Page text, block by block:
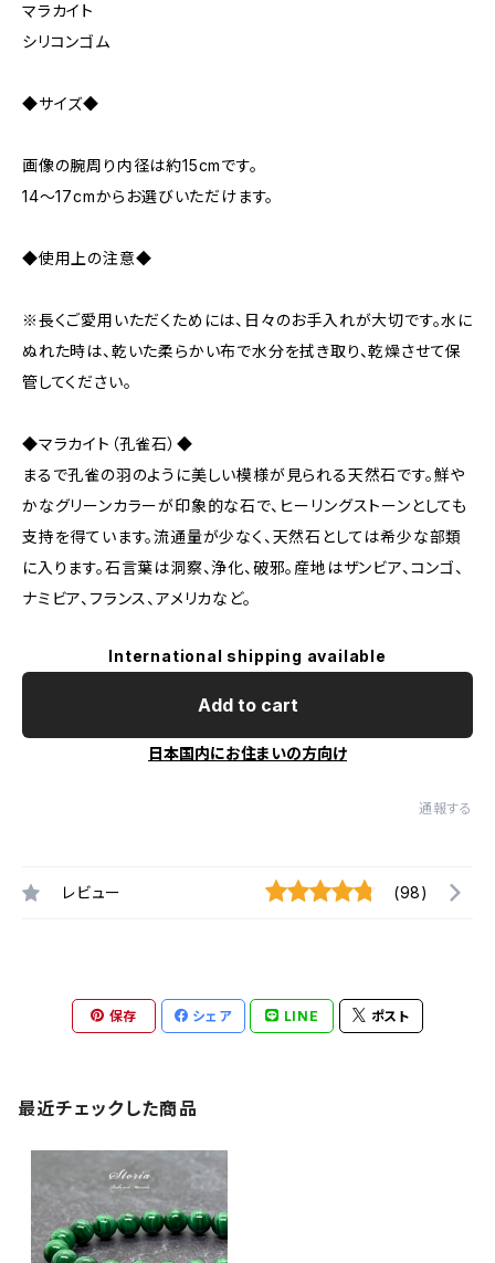
マラカイト
シリコンゴム
◆サイズ◆
画像の腕周り内径は約15cmです。
14～17cmからお選びいただけます。
◆使用上の注意◆
※長くご愛用いただくためには、日々のお手入れが大切です。水に
ぬれた時は、乾いた柔らかい布で水分を拭き取り、乾燥させて保
管してください。
◆マラカイト（孔雀石）◆
まるで孔雀の羽のように美しい模様が見られる天然石です。鮮や
かなグリーンカラーが印象的な石で、ヒーリングストーンとしても
支持を得ています。流通量が少なく、天然石としては希少な部類
に入ります。石言葉は洞察、浄化、破邪。産地はザンビア、コンゴ、
ナミビア、フランス、アメリカなど。
International shipping available
Add to cart
日本国内にお住まいの方向け
通報する
レビュー (98)
保存 シェア LINE ポスト
最近チェックした商品